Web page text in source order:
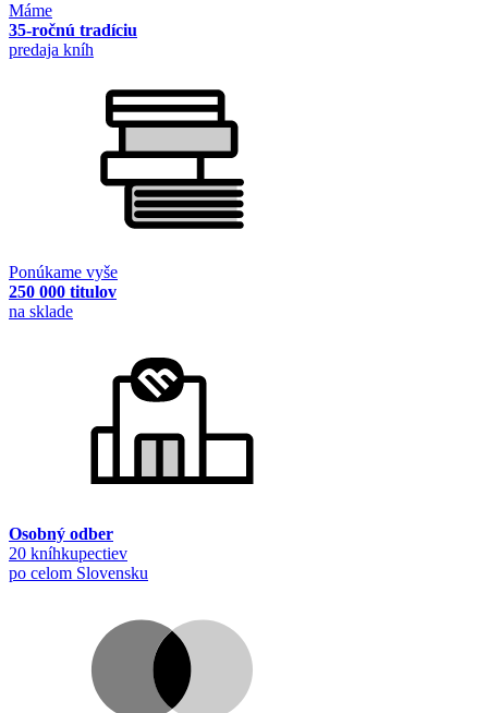
Máme
35-ročnú tradíciu
predaja kníh
Ponúkame vyše
250 000 titulov
na sklade
Osobný odber
20 kníhkupectiev
po celom Slovensku